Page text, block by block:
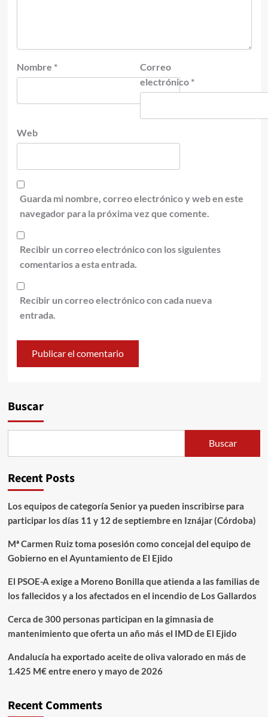
Nombre *
Correo
electrónico *
Web
Guarda mi nombre, correo electrónico y web en este
navegador para la próxima vez que comente.
Recibir un correo electrónico con los siguientes
comentarios a esta entrada.
Recibir un correo electrónico con cada nueva
entrada.
Buscar
Buscar
Recent Posts
Los equipos de categoría Senior ya pueden inscribirse para
participar los días 11 y 12 de septiembre en Iznájar (Córdoba)
Mª Carmen Ruiz toma posesión como concejal del equipo de
Gobierno en el Ayuntamiento de El Ejido
El PSOE-A exige a Moreno Bonilla que atienda a las familias de
los fallecidos y a los afectados en el incendio de Los Gallardos
Cerca de 300 personas participan en la gimnasia de
mantenimiento que oferta un año más el IMD de El Ejido
Andalucía ha exportado aceite de oliva valorado en más de
1.425 M€ entre enero y mayo de 2026
Recent Comments